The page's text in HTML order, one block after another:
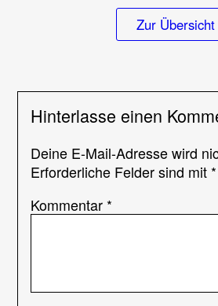
Zur Übersicht
Hinterlasse einen
Deine E-Mail-Adresse wird
Erforderliche Felder sind mit *
Kommentar *